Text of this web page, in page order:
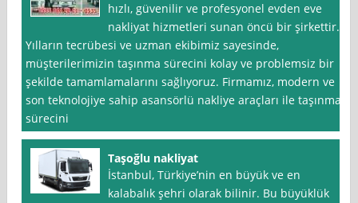
hızlı, güvenilir ve profesyonel evden eve
nakliyat hizmetleri sunan öncü bir şirkettir.
Yılların tecrübesi ve uzman ekibimiz sayesinde,
müşterilerimizin taşınma sürecini kolay ve problemsiz bir
şekilde tamamlamalarını sağlıyoruz. Firmamız, modern ve
son teknolojiye sahip asansörlü nakliye araçları ile taşınma
sürecini
Taşoğlu nakliyat
İstanbul, Türkiye’nin en büyük ve en
kalabalık şehri olarak bilinir. Bu büyüklük